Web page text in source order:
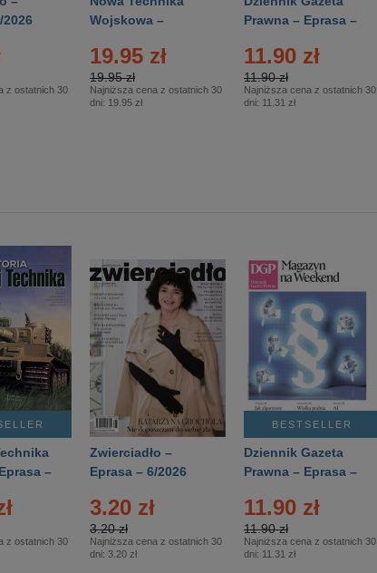
2026
z ostatnich 30
Wojskowa –
19.95 zł
19.95 zł
Najniższa cena z ostatnich 30
dni: 19.95 zł
Prawna – Eprasa –
11.90 zł
11.90 zł
Najniższa cena z ostatnich 30
dni: 11.31 zł
–
z ostatnich 30
Zwierciadło –
Eprasa – 6/2026
3.20 zł
3.20 zł
Najniższa cena z ostatnich 30
dni: 3.20 zł
BESTSELLER
Dziennik Gazeta
Prawna – Eprasa –
11.90 zł
11.90 zł
Najniższa cena z ostatnich 30
dni: 11.31 zł